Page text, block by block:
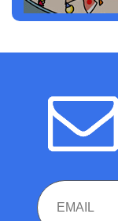
Email